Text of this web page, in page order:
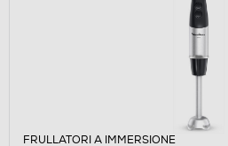
FRULLATORI A IMMERSIONE